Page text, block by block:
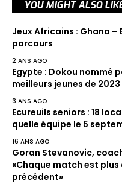
YOU MIGHT ALSO
Jeux Africains : Ghana –
parcours
2 ANS AGO
Egypte : Dokou nommé
meilleurs jeunes de 2023
3 ANS AGO
Ecureuils seniors : 18
quelle équipe le 5
16 ANS AGO
Goran Stevanovic,
«Chaque match est
précédent»